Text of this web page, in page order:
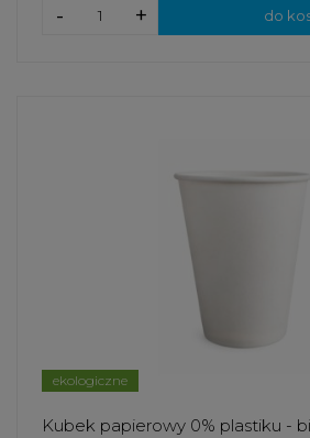
+
- do
ekologiczne
Kubek papierowy 0% plastiku -